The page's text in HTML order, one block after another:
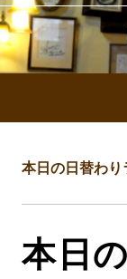
本日の日替わり
本日